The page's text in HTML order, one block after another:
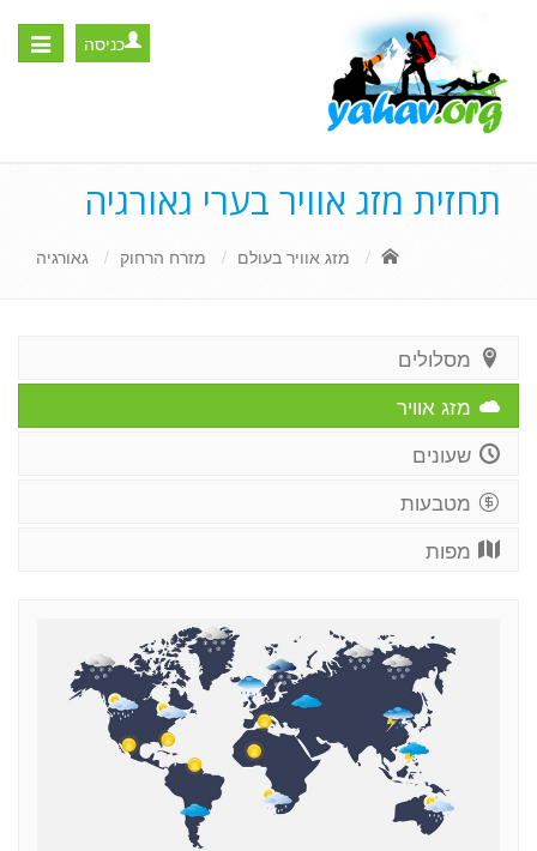
Toggle
כניסה
תחזית מזג אוויר בערי גאורגיה
מזג אוויר בעולם מזרח הרחוק גאורגיה
מסלולים
מזג אוויר
שעונים
מטבעות
מפות